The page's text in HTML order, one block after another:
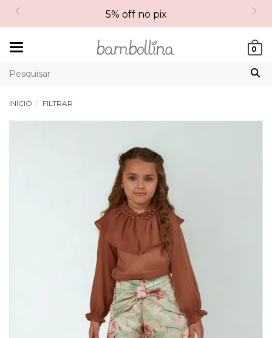
5% off no pix
0
INÍCIO FILTRAR